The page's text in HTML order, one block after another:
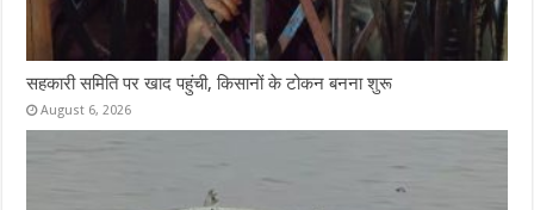
सहकारी समिति पर खाद पहुंची, किसानों के टोकन बनना शुरू
August 6, 2026